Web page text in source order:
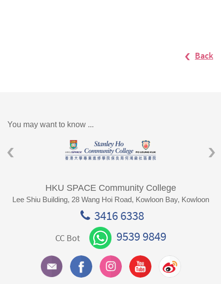
Back
You may want to know ...
HKU SPACE Community College
Lee Shiu Building, 28 Wang Hoi Road, Kowloon Bay, Kowloon
3416 6338
CC Bot 9539 9849